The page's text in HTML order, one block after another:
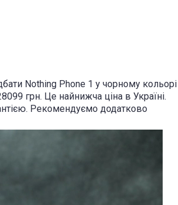
Nothing Phone 1 у чорному кольорі
грн. Це найнижча ціна в Україні.
Рекомендуємо додатково